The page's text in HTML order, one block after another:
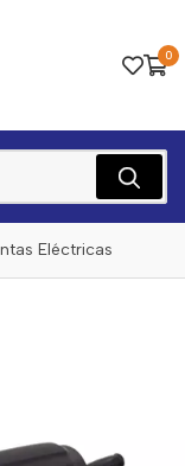
0
Eléctricas